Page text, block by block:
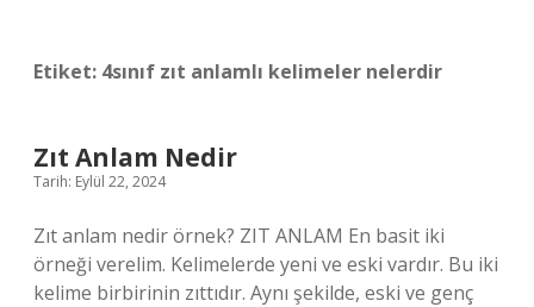
Etiket: 4sınıf zıt anlamlı kelimeler nelerdir
Zıt Anlam Nedir
Tarih: Eylül 22, 2024
Zıt anlam nedir örnek? ZIT ANLAM En basit iki
örneği verelim. Kelimelerde yeni ve eski vardır. Bu iki
kelime birbirinin zıttıdır. Aynı şekilde, eski ve genç